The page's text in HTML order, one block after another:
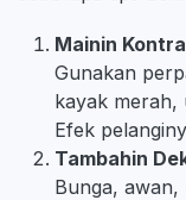
Mainin
Gunakan
kayak merah,
Efek
Tambahin
Bunga,